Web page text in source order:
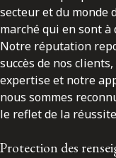
secteur et du monde
marché qui en sont à
Notre réputation
succès de nos
expertise et notre
nous sommes
le reflet de la
Protection des